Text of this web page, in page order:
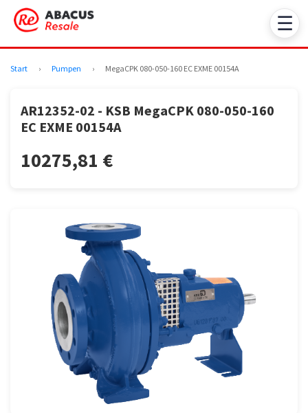
☰
Start › Pumpen › MegaCPK 080-050-160 EC EXME 00154A
AR12352-02 - KSB MegaCPK 080-050-160
EC EXME 00154A
10275,81 €